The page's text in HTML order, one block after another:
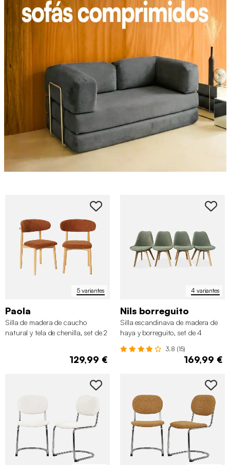
5 variantes
Paola
Silla de madera de caucho
natural y tela de chenilla, set de 2
129,99 €
4 variantes
Nils borreguito
Silla escandinava de madera de
haya y borreguito, set de 4
3.8 (15)
169,99 €